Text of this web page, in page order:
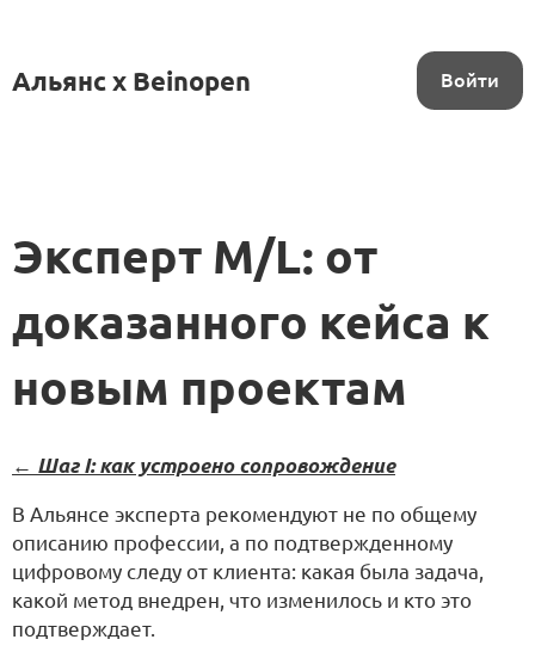
Альянс x Beinopen Войти
Эксперт M/L: от
доказанного кейса к
новым проектам
← Шаг I: как устроено сопровождение
В Альянсе эксперта рекомендуют не по общему
описанию профессии, а по подтвержденному
цифровому следу от клиента: какая была задача,
какой метод внедрен, что изменилось и кто это
подтверждает.